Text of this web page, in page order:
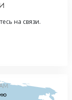
на связи.